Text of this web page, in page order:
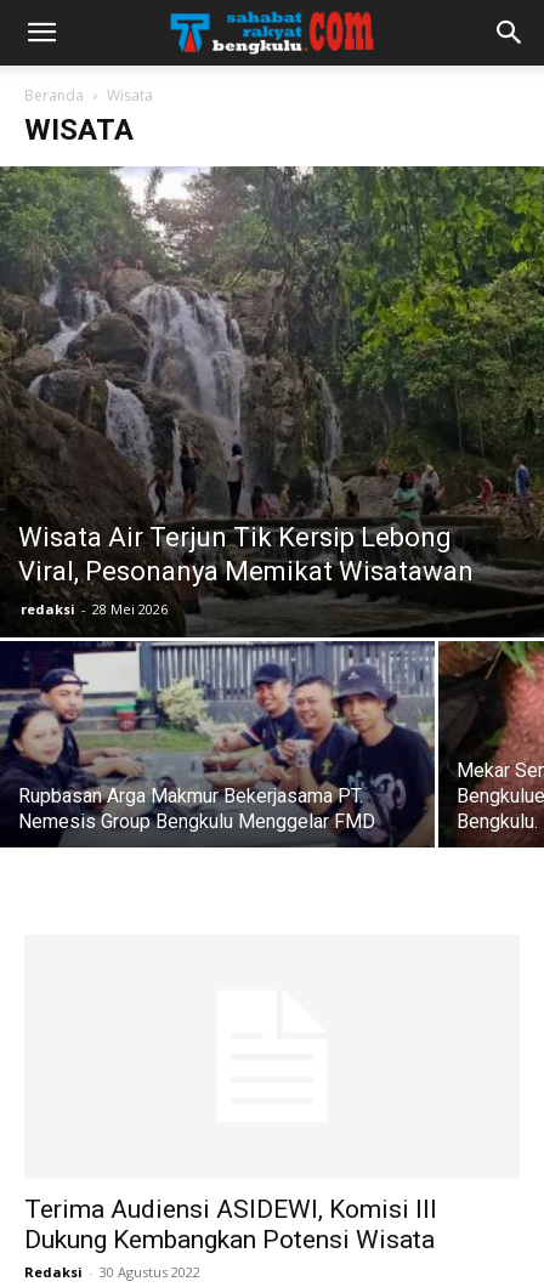
Beranda Wisata
WISATA
Wisata Air Terjun Tik Kersip Lebong
Viral, Pesonanya Memikat Wisatawan
redaksi - 28 Mei 2026
Rupbasan Arga Makmur Bekerjasama PT.
Nemesis Group Bengkulu Menggelar FMD
Mekar
Bengkulu.
Terima Audiensi ASIDEWI, Komisi III
Dukung Kembangkan Potensi Wisata
Redaksi - 30 Agustus 2022